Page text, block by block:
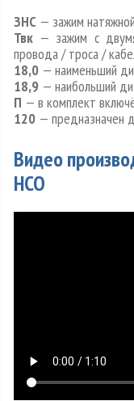
ЗНС — зажим
Твк — зажим с
провода / троса /
18,0 — наименьший
18,9 — наибольший
П — в комплект
120 — предназначен
Видео
НСО